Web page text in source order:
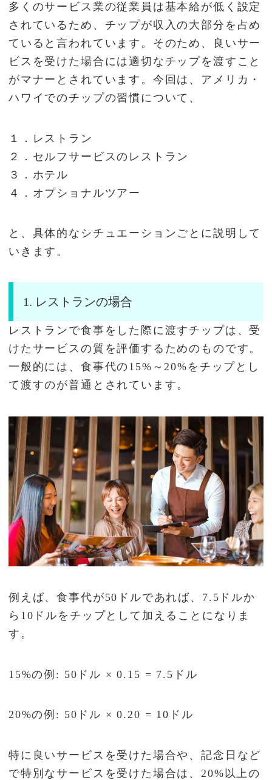
多くのサービス業の従業員は基本給が低く設定
されているため、チップが収入の大部分を占め
ていると言われています。そのため、良いサー
ビスを受けた場合には適切なチップを渡すこと
がマナーとされています。今回は、アメリカ・
ハワイでのチップの習慣について、
１．レストラン
２．セルフサービスのレストラン
３．ホテル
４．オプショナルツアー
と、具体的なシチュエーションごとに説明して
いきます。
1. レストランの場合
レストランで食事をした際に渡すチップは、受
けたサービスの質を評価するためのものです。
一般的には、食事代の15%～20%をチップとし
て渡すのが普通とされています。
例えば、食事代が50ドルであれば、7.5ドルか
ら10ドルをチップとして加えることになりま
す。
15%の例: 50ドル × 0.15 = 7.5ドル
20%の例: 50ドル × 0.20 = 10ドル
特に良いサービスを受けた場合や、記念日など
で特別なサービスを受けた場合は、20%以上の